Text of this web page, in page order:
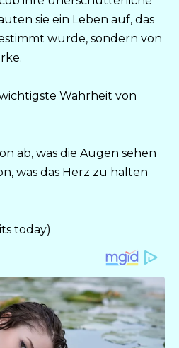
sie ein Leben auf, das
wurde, sondern von
Wahrheit von
ab, was die Augen sehen
was das Herz zu halten
today)